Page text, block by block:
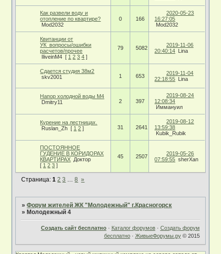
Как развели воду и
отопление по квартире?
Mod2032
0 166
2020-05-23
16:27:05
Mod2032
Квитанции от
УК_вопросы/ошибки
расчетов/прочее
IliveinM4 [ 1 2 3 4 ]
79 5082
2019-11-06
20:40:14 Lina
Сдается студия 38м2
skv2001
1 653
2019-11-04
22:18:55 Lina
Напор холодной воды М4
Dmitry11
2 397
2019-08-24
12:08:34
Иммануил
Курение на лестницах.
Ruslan_Zh [ 1 2 ] 31 2641
2019-08-12
13:59:38
Kubik_Rubik
ПОСТОЯННОЕ
ГУДЕНИЕ В КОРИДОРАХ
КВАРТИРАХ Доктор
[ 1 2 3 ]
45 2507
2019-05-26
07:59:55 sherXan
Страница:1 2 3 8 »
»Форум жителей ЖК "Молодежный" г.Красногорск
» Молодежный 4
Создать сайт бесплатно· Каталог форумов· Создать форум
бесплатно· ЖивыеФорумы.ру© 2015